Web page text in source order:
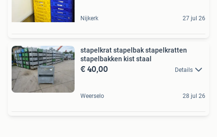
Nijkerk 27 jul 26
stapelkrat stapelbak stapelkratten
stapelbakken kist staal
€ 40,00 Details
Weerselo 28 jul 26